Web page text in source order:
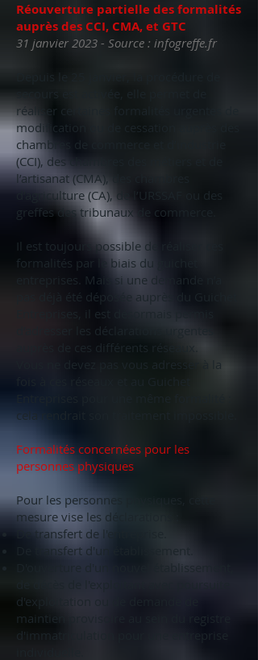
Réouverture partielle des formalités
auprès des CCI, CMA, et GTC
31 janvier 2023 - Source : infogreffe.fr
réaliser certaines formalités urgentes de
modification ou de cessation auprès des
chambres de commerce et d’industrie
(CCI), des chambres des métiers et de
l’artisanat (CMA), des chambres
d’agriculture (CA), de l’URSSAF ou des
greffes des tribunaux de commerce.
Il est toujours possible de réaliser ces
formalités par le biais du guichet
entreprises. Mais si une demande n’a
pas déjà été déposée auprès du Guichet
Entreprises, il est désormais permis
d’adresser les déclarations urgentes
auprès de ces différents réseaux.
Vous ne devez pas vous adresser à la
cela rendrait son traitement impossible.
Formalités concernées pour les
personnes physiques
Pour les personnes physiques, cette
mesure vise les déclarations :​
De transfert de l'entreprise.
De transfert d'un établissement.
D'ouverture d'un nouvel établissement,
d'exploitation ou de demande de
maintien provisoire au sein du registre
d'immatriculation pour une entreprise